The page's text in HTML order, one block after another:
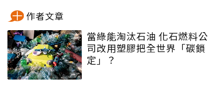
作者文章
當綠能淘汰石油 化石燃料公
司改用塑膠把全世界「碳鎖
定」？